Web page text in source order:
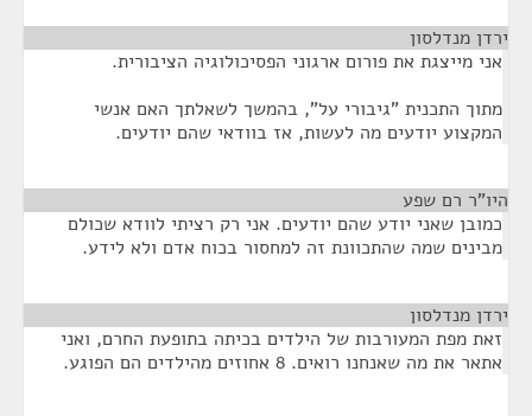
ירדן מנדלסון
אני מייצגת את פורום ארגוני הפסיכולוגיה הציבורית.
מתוך התכנית "גיבורי על", בהמשך לשאלתך האם אנשי
המקצוע יודעים מה לעשות, אז בוודאי שהם יודעים.
היו"ר רם שפע
כמובן שאני יודע שהם יודעים. אני רק רציתי לוודא שכולם
מבינים שמה שהתכוונת זה למחסור בכוח אדם ולא לידע.
ירדן מנדלסון
זאת מפת המעורבות של הילדים בכיתה בתופעת החרם, ואני
אתאר את מה שאנחנו רואים. 8 אחוזים מהילדים הם הפוגע.